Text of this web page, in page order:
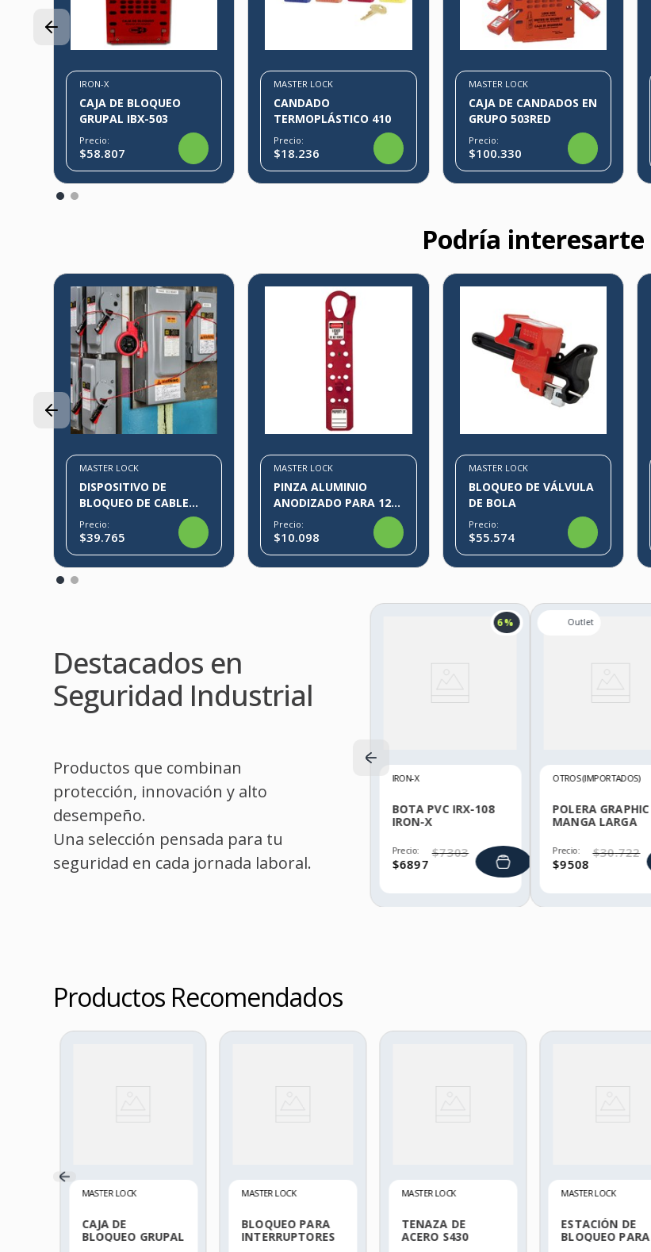
IRON-X
CAJA DE BLOQUEO
GRUPAL IBX-503
Precio:
$58.807
MASTER LOCK
CANDADO
TERMOPLÁSTICO 410
Precio:
$18.236
MASTER LOCK
CAJA DE CANDADOS EN
GRUPO 503RED
Precio:
$100.330
Podría interesarte
MASTER LOCK
DISPOSITIVO DE
BLOQUEO DE CABLE
RETRÁCTIL
Precio:
$39.765
MASTER LOCK
PINZA ALUMINIO
ANODIZADO PARA 12
CANDADOS S440
Precio:
$10.098
MASTER LOCK
BLOQUEO DE VÁLVULA
DE BOLA
Precio:
$55.574
Destacados en
Seguridad Industrial
Productos que combinan
protección, innovación y alto
desempeño.
Una selección pensada para tu
seguridad en cada jornada laboral.
6 %
IRON-X
BOTA PVC IRX-108
IRON-X
Precio:
$6897
$7303
OTROS (IMPORTADOS)
POLERA GRAPHIC
MANGA LARGA
Precio:
$9508
$30.722
Productos Recomendados
MASTER LOCK
CAJA DE
BLOQUEO GRUPAL
MASTER LOCK
BLOQUEO PARA
INTERRUPTORES
MASTER LOCK
TENAZA DE
ACERO S430
MASTER LOCK
ESTACIÓN DE
BLOQUEO PARA